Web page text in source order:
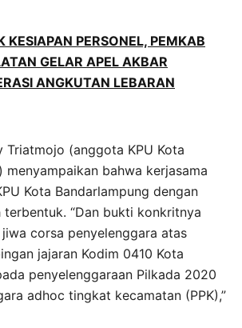
KESIAPAN PERSONEL, PEMKAB
GELAR APEL AKBAR
ANGKUTAN LEBARAN
Triatmojo (anggota KPU Kota
menyampaikan bahwa kerjasama
Kota Bandarlampung dengan
terbentuk. “Dan bukti konkritnya
corsa penyelenggara atas
jajaran Kodim 0410 Kota
penyelenggaraan Pilkada 2020
adhoc tingkat kecamatan (PPK),”